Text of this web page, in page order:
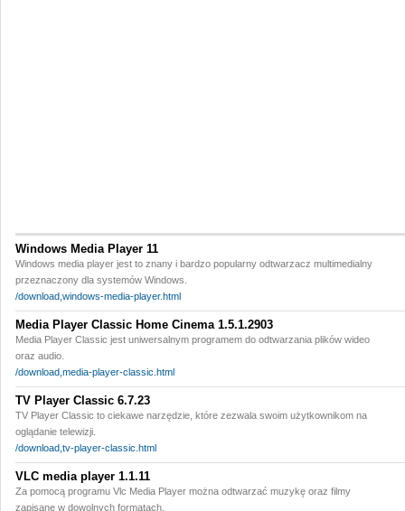
Windows Media Player 11
Windows media player jest to znany i bardzo popularny odtwarzacz multimedialny
przeznaczony dla systemów Windows.
/download,windows-media-player.html
Media Player Classic Home Cinema 1.5.1.2903
Media Player Classic jest uniwersalnym programem do odtwarzania plików wideo
oraz audio.
/download,media-player-classic.html
TV Player Classic 6.7.23
TV Player Classic to ciekawe narzędzie, które zezwala swoim użytkownikom na
oglądanie telewizji.
/download,tv-player-classic.html
VLC media player 1.1.11
Za pomocą programu Vlc Media Player można odtwarzać muzykę oraz filmy
zapisane w dowolnych formatach.